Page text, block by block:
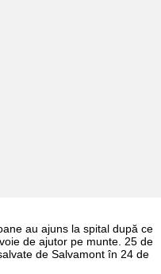
au ajuns la spital după ce
de ajutor pe munte. 25 de
de Salvamont în 24 de